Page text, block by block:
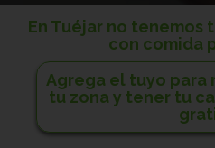
En Tuéjar no tenemos
con comida
Agrega el tuyo
tu zona y tener tu